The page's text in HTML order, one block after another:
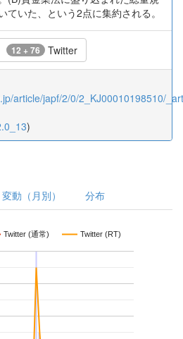
ていた、という2点に集約される。
12 + 76 Twitter
article/japf/2/0/2_KJ00010198510/
)
変動（月別） 分布
Twitter (通常) Twitter (RT)